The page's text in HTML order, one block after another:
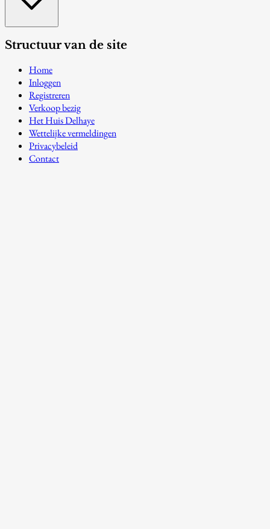
Structuur van de site
Home
Inloggen
Registreren
Verkoop bezig
Het Huis Delhaye
Wettelijke vermeldingen
Privacybeleid
Contact